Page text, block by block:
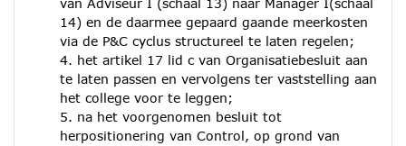
van Adviseur I (schaal 13) naar Manager I(schaal
14) en de daarmee gepaard gaande meerkosten
via de P&C cyclus structureel te laten regelen;
4. het artikel 17 lid c van Organisatiebesluit aan
te laten passen en vervolgens ter vaststelling aan
het college voor te leggen;
5. na het voorgenomen besluit tot
herpositionering van Control, op grond van